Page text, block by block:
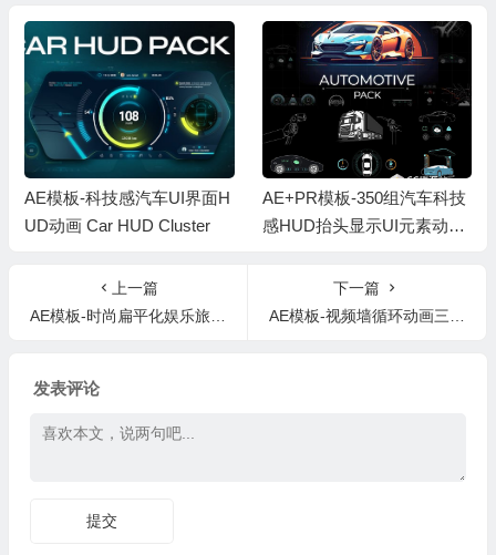
AE模板-科技感汽车UI界面H
UD动画 Car HUD Cluster
AE+PR模板-350组汽车科技
感HUD抬头显示UI元素动画
上一篇
AE模板-时尚扁平化娱乐旅游简洁创意文字标题排版动画人名字幕条第二季
下一篇
AE模板-视频墙循环动画三种不同风格视频墙电影大屏幕展示（含批量替换脚本）
发表评论